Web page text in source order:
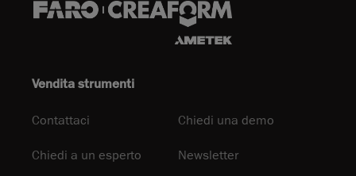
Vendita strumenti
Contattaci Chiedi una demo
Chiedi a un esperto Newsletter